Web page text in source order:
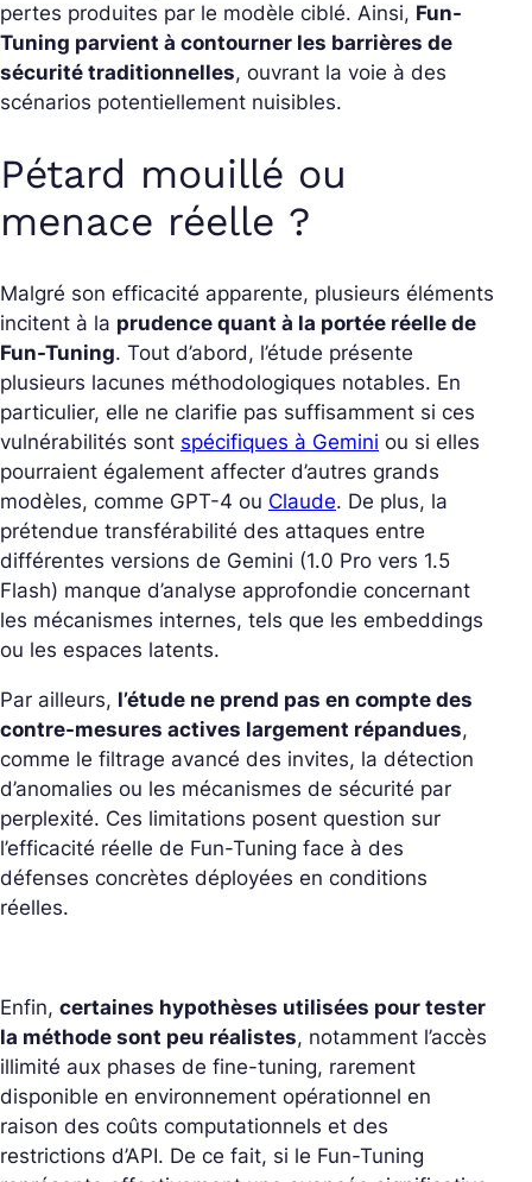
pertes produites par le modèle ciblé. Ainsi, Fun-
Tuning parvient à contourner les barrières de
sécurité traditionnelles, ouvrant la voie à des
scénarios potentiellement nuisibles.
Pétard mouillé ou
menace réelle ?
Malgré son efficacité apparente, plusieurs éléments
incitent à la prudence quant à la portée réelle de
Fun-Tuning. Tout d’abord, l’étude présente
plusieurs lacunes méthodologiques notables. En
particulier, elle ne clarifie pas suffisamment si ces
vulnérabilités sont spécifiques à Gemini ou si elles
pourraient également affecter d’autres grands
modèles, comme GPT-4 ou Claude. De plus, la
prétendue transférabilité des attaques entre
différentes versions de Gemini (1.0 Pro vers 1.5
Flash) manque d’analyse approfondie concernant
les mécanismes internes, tels que les embeddings
ou les espaces latents.
Par ailleurs, l’étude ne prend pas en compte des
contre-mesures actives largement répandues,
comme le filtrage avancé des invites, la détection
d’anomalies ou les mécanismes de sécurité par
perplexité. Ces limitations posent question sur
l’efficacité réelle de Fun-Tuning face à des
défenses concrètes déployées en conditions
réelles.
Enfin, certaines hypothèses utilisées pour tester
la méthode sont peu réalistes, notamment l’accès
illimité aux phases de fine-tuning, rarement
disponible en environnement opérationnel en
raison des coûts computationnels et des
restrictions d’API. De ce fait, si le Fun-Tuning